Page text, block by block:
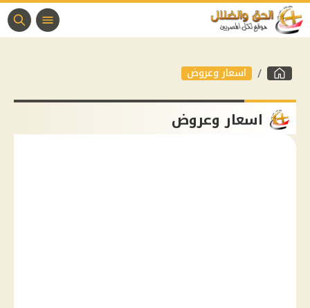
اسعار وعروض
اسعار وعروض